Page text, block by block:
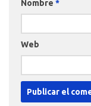
Nombre *
Web